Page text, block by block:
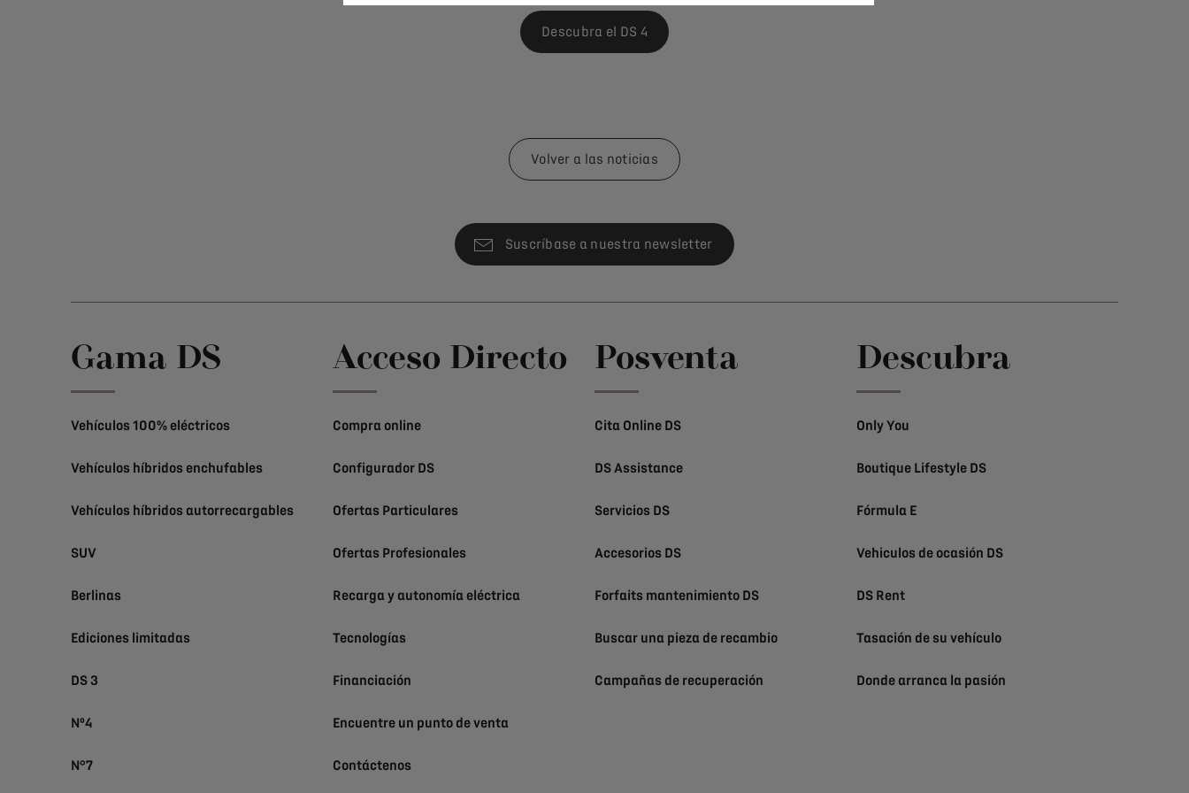
Descubra el DS 4
Volver a las noticias
Suscríbase a nuestra newsletter
Gama DS
Vehículos 100% eléctricos
Vehículos híbridos enchufables
Vehículos híbridos autorrecargables
SUV
Berlinas
Ediciones limitadas
DS 3
Nº4
N°7
Acceso Directo
Compra online
Configurador DS
Ofertas Particulares
Ofertas Profesionales
Recarga y autonomía eléctrica
Tecnologías
Financiación
Encuentre un punto de venta
Contáctenos
Posventa
Cita Online DS
DS Assistance
Servicios DS
Accesorios DS
Forfaits mantenimiento DS
Buscar una pieza de recambio
Campañas de recuperación
Descubra
Only You
Boutique Lifestyle DS
Fórmula E
Vehiculos de ocasión DS
DS Rent
Tasación de su vehículo
Donde arranca la pasión